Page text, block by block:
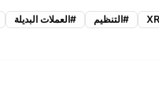
#التنظيم #العملات البديلة